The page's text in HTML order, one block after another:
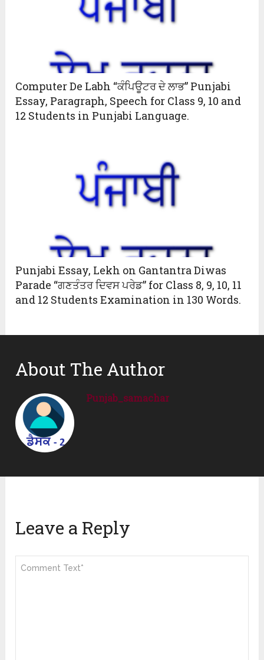
Computer De Labh “ਕੰਪਿਊਟਰ ਦੇ ਲਾਭ” Punjabi
Essay, Paragraph, Speech for Class 9, 10 and
12 Students in Punjabi Language.
Punjabi Essay, Lekh on Gantantra Diwas
Parade “ਗਣਤੰਤਰ ਦਿਵਸ ਪਰੇਡ” for Class 8, 9, 10, 11
and 12 Students Examination in 130 Words.
About The Author
Punjab_samachar
Leave a Reply